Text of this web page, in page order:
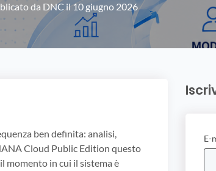
da DNCil10 giugno 2026
ben definita: analisi,
Cloud Public Edition questo
momento in cui il sistema è
E-